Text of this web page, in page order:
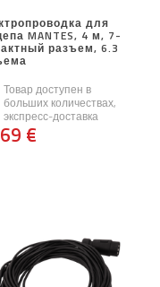
для
MANTES, 4 м, 7-
разъем, 6.3
Товар доступен в
больших количествах,
экспресс-доставка
€